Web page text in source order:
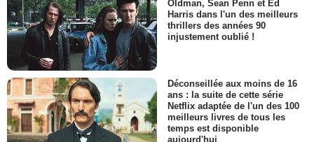
Oldman, Sean Penn et Ed
Harris dans l'un des meilleurs
thrillers des années 90
injustement oublié !
Déconseillée aux moins de 16
ans : la suite de cette série
Netflix adaptée de l'un des 100
meilleurs livres de tous les
temps est disponible
aujourd'hui